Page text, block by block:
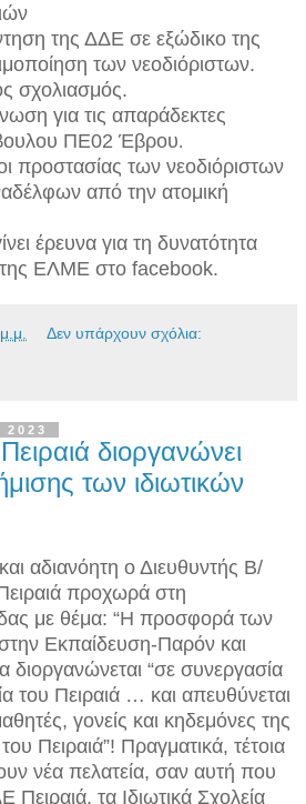
της ΔΔΕ σε εξώδικο της
των νεοδιόριστων.
σχολιασμός.
για τις απαράδεκτες
ΠΕ02 Έβρου.
προστασίας των νεοδιόριστων
από την ατομική
έρευνα για τη δυνατότητα
της ΕΛΜΕ στο facebook.
Δεν υπάρχουν σχόλια:
2023
διοργανώνει
των ιδιωτικών
αδιανόητη ο Διευθυντής Β/
προχωρά στη
με θέμα: “Η προσφορά των
Εκπαίδευση-Παρόν και
διοργανώνεται “σε συνεργασία
του Πειραιά … και απευθύνεται
γονείς και κηδεμόνες της
Πειραιά”! Πραγματικά, τέτοια
νέα πελατεία, σαν αυτή που
Πειραιά, τα Ιδιωτικά Σχολεία